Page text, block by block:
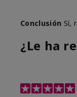
Conclusión Sí,
¿Le ha